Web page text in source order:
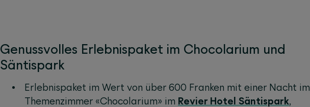
Genussvolles Erlebnispaket im Chocolarium und
Säntispark
Erlebnispaket im Wert von über 600 Franken mit einer Nacht im
Themenzimmer «Chocolarium» im Revier Hotel Säntispark,